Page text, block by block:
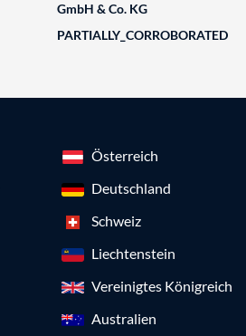
GmbH & Co. KG
PARTIALLY_CORROBORATED
Österreich
Deutschland
Schweiz
Liechtenstein
Vereinigtes Königreich
Australien